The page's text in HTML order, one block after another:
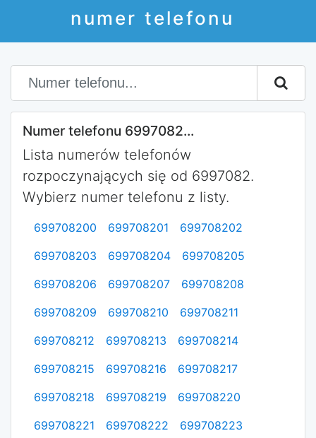
numer telefonu
Numer telefonu 6997082...
Lista numerów telefonów
rozpoczynających się od 6997082.
Wybierz numer telefonu z listy.
699708200 699708201
699708202
699708203
699708204
699708205
699708206
699708207
699708208
699708209
699708210
699708211
699708212
699708213
699708214
699708215
699708216
699708217
699708218
699708219
699708220
699708221
699708222
699708223